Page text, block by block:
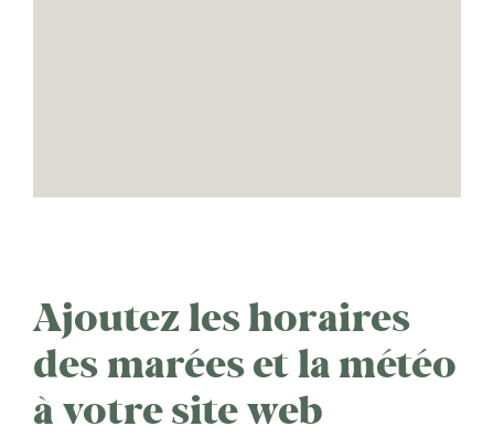
Ajoutez les horaires
des marées et la météo
à votre site web